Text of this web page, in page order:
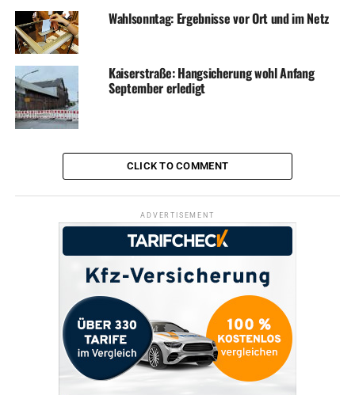
dabei auch zum Konzept, so werden etwa eine
Häuserfassade und eine Natursteinmauer unterhalb des
Bismarck Quartiers angestrahlt. Verewigt hat sich Rainer
Bovermann an der Kaiserstraße übrigens auch schon: er
verlegte einen Stein vor dem Salon Bötzel.
Der nächste Abschnitt inklusive des Kreuzungsbauwerks
soll dann im Frühjahr 2015 angegangen werden.
Bild: Prof. Dr. Rainer Bovermann legte beim Ortstermin
an der unteren Kaiserstraße selbst Hand an.
Foto: Stadt Wetter
ADVERTISEMENT
RELATED TOPICS: BAUSTELLE KAISERSTRASSE
Familie Gala freut sich über Glückwünsche aus Berlin
Albringhauser Straße gesperrt – Brückenprüfung
Wahlsonntag: Ergebnisse vor Ort und im Netz
Kaiserstraße: Hangsicherung wohl Anfang
September erledigt
CLICK TO COMMENT
ADVERTISEMENT